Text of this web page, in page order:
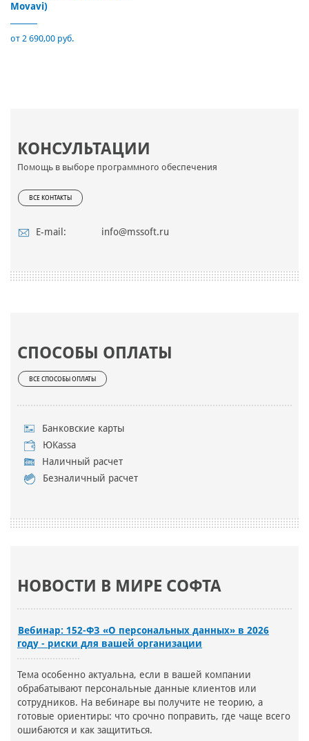
КОНСУЛЬТАЦИИ
Помощь в выборе программного обеспечения
ВСЕ КОНТАКТЫ
E-mail: info@mssoft.ru
СПОСОБЫ ОПЛАТЫ
ВСЕ СПОСОБЫ ОПЛАТЫ
Банковские карты
ЮKassa
Наличный расчет
Безналичный расчет
НОВОСТИ В МИРЕ СОФТА
Вебинар: 152-ФЗ «О персональных данных» в 2026
году - риски для вашей организации
Тема особенно актуальна, если в вашей компании
обрабатывают персональные данные клиентов или
сотрудников. На вебинаре вы получите не теорию, а
готовые ориентиры: что срочно поправить, где чаще всего
ошибаются и как защититься.
Movavi)
от 2 690,00 руб.